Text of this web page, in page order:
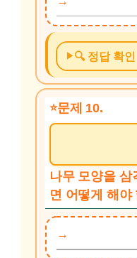
🔍 정답 확인
문제 10.
나무 모양을 삼
면 어떻게 해야